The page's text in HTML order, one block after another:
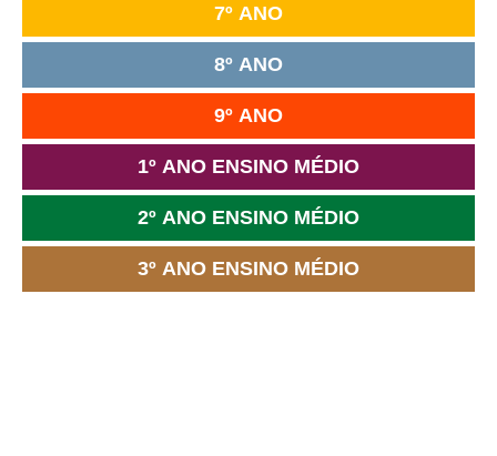
7º ANO
8º ANO
9º ANO
1º ANO ENSINO MÉDIO
2º ANO ENSINO MÉDIO
3º ANO ENSINO MÉDIO